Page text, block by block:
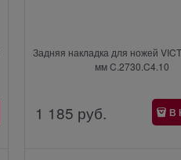
Задняя накладка для ножей
мм C.2730.C4.10
1 185 руб. В